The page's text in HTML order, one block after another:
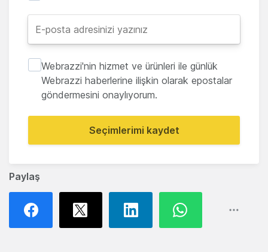
Paylaş
Webrazzi'nin hizmet ve ürünleri ile günlük
Webrazzi haberlerine ilişkin olarak epostalar
göndermesini onaylıyorum.
Seçimlerimi kaydet